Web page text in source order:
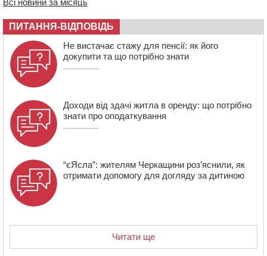
зерна нового врожаю
13:40 На Кам’янщині сталася масштабна пожежа
сміттєзвалища
ПИТАННЯ-ВІДПОВІДЬ
Не вистачає стажу для пенсії: як його
докупити та що потрібно знати
Доходи від здачі житла в оренду: що потрібно
знати про оподаткування
“єЯсла”: жителям Черкащини роз’яснили, як
отримати допомогу для догляду за дитиною
Читати ще